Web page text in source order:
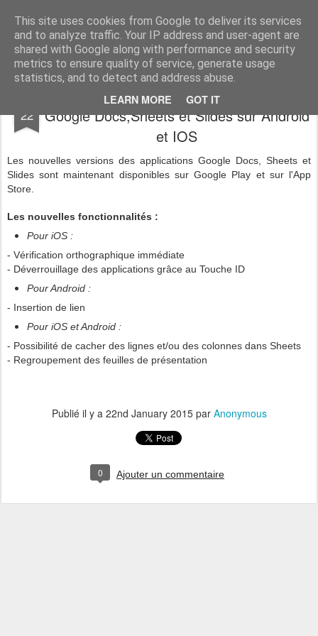
This site uses cookies from Google to deliver its services
and to analyze traffic. Your IP address and user-agent are
shared with Google along with performance and security
metrics to ensure quality of service, generate usage
statistics, and to detect and address abuse.
LEARN MORE GOT IT
Vivasoft - Revendeur Intégrateur Google apps et Zoho CRM
Accueil Découvrez tous nos produits Contactez-nous
22
Nouvelles versions des applications
Google Docs,Sheets et Slides sur Android
et IOS
Les nouvelles versions des applications Google Docs, Sheets et
Slides sont maintenant disponibles sur Google Play et sur l'App
Store.
Les nouvelles fonctionnalités :
Pour iOS :
- Vérification orthographique immédiate
- Déverrouillage des applications grâce au Touche ID
Pour Android :
- Insertion de lien
Pour iOS et Android :
- Possibilité de cacher des lignes et/ou des colonnes dans Sheets
- Regroupement des feuilles de présentation
Publié il y a 22nd January 2015par Anonymous
0 Ajouter un commentaire